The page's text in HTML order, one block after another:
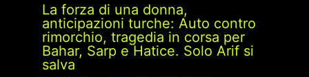
La forza di una donna,
anticipazioni turche: Auto contro
rimorchio, tragedia in corsa per
Bahar, Sarp e Hatice. Solo Arif si
salva